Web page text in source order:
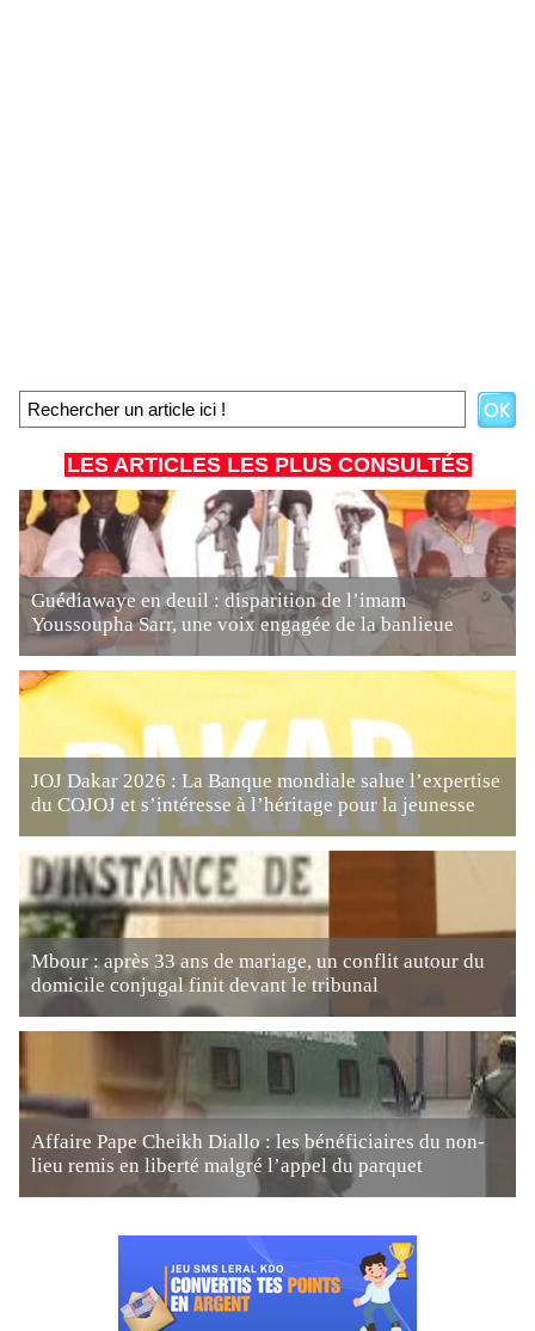
LES ARTICLES LES PLUS CONSULTÉS
Guédiawaye en deuil : disparition de l’imam
Youssoupha Sarr, une voix engagée de la banlieue
JOJ Dakar 2026 : La Banque mondiale salue l’expertise
du COJOJ et s’intéresse à l’héritage pour la jeunesse
Mbour : après 33 ans de mariage, un conflit autour du
domicile conjugal finit devant le tribunal
Affaire Pape Cheikh Diallo : les bénéficiaires du non-
lieu remis en liberté malgré l’appel du parquet